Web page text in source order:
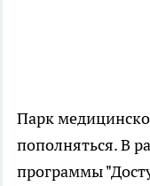
Парк
пополняться. В
программы